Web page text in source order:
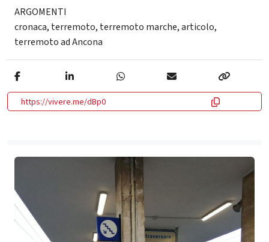
ARGOMENTI
cronaca, terremoto, terremoto marche,articolo,
terremoto ad Ancona
https://vivere.me/dBp0